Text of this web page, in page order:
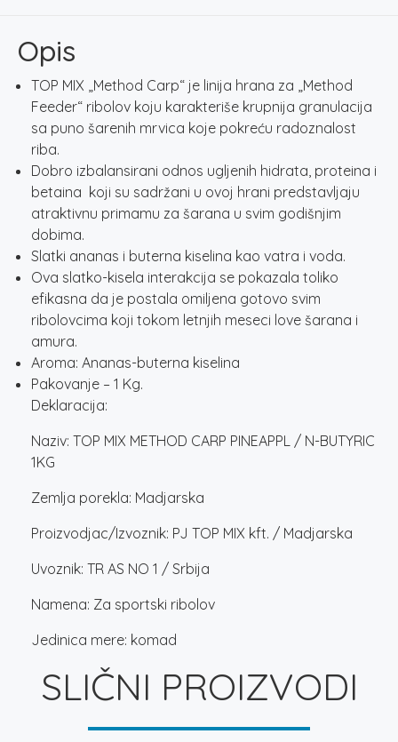
N-
BUTYRIC
1KG
Opis
TOP MIX „Method Carp“ je linija hrana za „Method
Feeder“ ribolov koju karakteriše krupnija granulacija
sa puno šarenih mrvica koje pokreću radoznalost
riba.
Dobro izbalansirani odnos ugljenih hidrata, proteina i
betaina koji su sadržani u ovoj hrani predstavljaju
atraktivnu primamu za šarana u svim godišnjim
dobima.
Slatki ananas i buterna kiselina kao vatra i voda.
Ova slatko-kisela interakcija se pokazala toliko
efikasna da je postala omiljena gotovo svim
ribolovcima koji tokom letnjih meseci love šarana i
amura.
Aroma: Ananas-buterna kiselina
Pakovanje – 1 Kg.
Deklaracija:
Naziv: TOP MIX METHOD CARP PINEAPPL / N-BUTYRIC
1KG
Zemlja porekla: Madjarska
Proizvodjac/Izvoznik: PJ TOP MIX kft. / Madjarska
Uvoznik: TR AS NO 1 / Srbija
Namena: Za sportski ribolov
Jedinica mere: komad
SLIČNI PROIZVODI